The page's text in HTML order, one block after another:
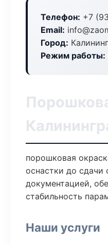
Телефон: +7
Email:
Город:
Режим работы:
порошковая
оснастки до
документацией,
стабильность
Наши услуги